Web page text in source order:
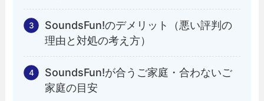
SoundsFun!のデメリット（悪い評判の
理由と対処の考え方）
SoundsFun!が合うご家庭・合わないご
家庭の目安